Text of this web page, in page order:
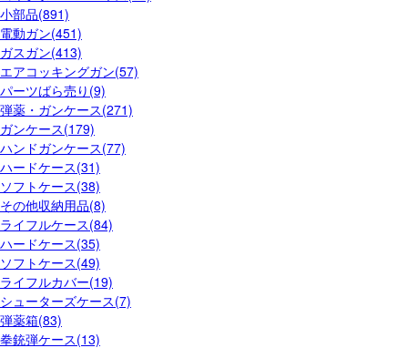
小部品(891)
電動ガン(451)
ガスガン(413)
エアコッキングガン(57)
パーツばら売り(9)
弾薬・ガンケース(271)
ガンケース(179)
ハンドガンケース(77)
ハードケース(31)
ソフトケース(38)
その他収納用品(8)
ライフルケース(84)
ハードケース(35)
ソフトケース(49)
ライフルカバー(19)
シューターズケース(7)
弾薬箱(83)
拳銃弾ケース(13)